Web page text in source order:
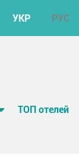
УКР РУС
ТОП отелей